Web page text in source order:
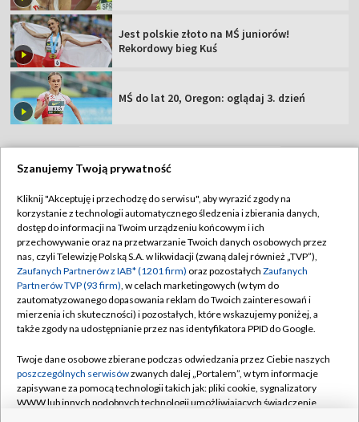
Jest polskie złoto na MŚ juniorów!
Rekordowy bieg Kuś
MŚ do lat 20, Oregon: oglądaj 3. dzień
Abonament TVP
Sklep TVP
Biuro Reklamy
Oferta Handlowa
Telegazeta ogłoszenia
Rada Programowa
Ogłoszenia przetargowe
Regulamin TVP
Polityka prywatności
Moje zgody
Biuro reklamy
Kontakt
Kanały
©2026 Telewizja Polska Spółka Akcyjna w likwidacji
Szanujemy Twoją prywatność
Kliknij "Akceptuję i przechodzę do serwisu", aby wyrazić zgody na
korzystanie z technologii automatycznego śledzenia i zbierania danych,
dostęp do informacji na Twoim urządzeniu końcowym i ich
przechowywanie oraz na przetwarzanie Twoich danych osobowych przez
nas, czyli Telewizję Polską S.A. w likwidacji (zwaną dalej również „TVP”),
Zaufanych Partnerów z IAB* (1201 firm) oraz pozostałych Zaufanych
Partnerów TVP (93 firm), w celach marketingowych (w tym do
zautomatyzowanego dopasowania reklam do Twoich zainteresowań i
mierzenia ich skuteczności) i pozostałych, które wskazujemy poniżej, a
także zgody na udostępnianie przez nas identyfikatora PPID do Google.
Twoje dane osobowe zbierane podczas odwiedzania przez Ciebie naszych
poszczególnych serwisówzwanych dalej „Portalem”, w tym informacje
zapisywane za pomocą technologii takich jak: pliki cookie, sygnalizatory
WWW lub innych podobnych technologii umożliwiających świadczenie